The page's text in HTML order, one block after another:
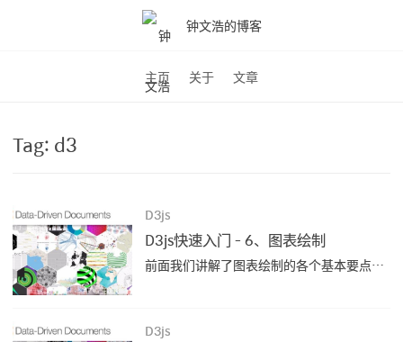
钟文浩的博客
主页 关于 文章
Tag: d3
D3js
D3js快速入门 - 6、图表绘制
前面我们讲解了图表绘制的各个基本要点，接下来我们通过一个简单的折线图，来进一步了解图表的绘制。 添加画布12345678910//画布大小var width = 400;var height = 400;//在 body 里添加一个 SVG 画布 var svg =...
D3js